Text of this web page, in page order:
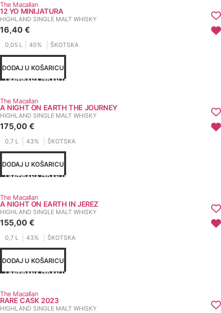
The Macallan
12 YO MINIJATURA
HIGHLAND SINGLE MALT WHISKY
16,40 €
0,05 L 40% ŠKOTSKA
DODAJ U KOŠARICU
LIMITIRANA IZDANJA
The Macallan
A NIGHT ON EARTH THE JOURNEY
HIGHLAND SINGLE MALT WHISKY
175,00 €
0,7 L 43% ŠKOTSKA
DODAJ U KOŠARICU
LIMITIRANA IZDANJA
The Macallan
A NIGHT ON EARTH IN JEREZ
HIGHLAND SINGLE MALT WHISKY
155,00 €
0,7 L 43% ŠKOTSKA
DODAJ U KOŠARICU
LIMITIRANA IZDANJA
The Macallan
RARE CASK 2023
HIGHLAND SINGLE MALT WHISKY